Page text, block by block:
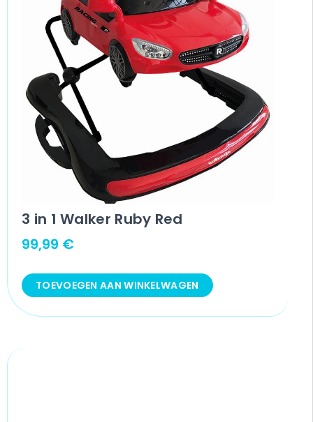
3 in 1 Walker Ruby Red
99,99 €
TOEVOEGEN AAN WINKELWAGEN